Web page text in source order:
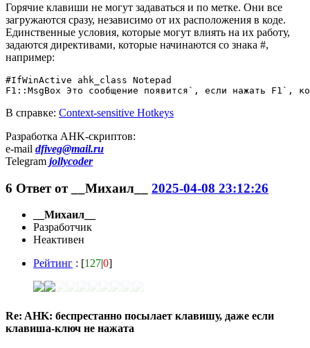
Горячие клавиши не могут задаваться и по метке. Они все
загружаются сразу, независимо от их расположения в коде.
Единственные условия, которые могут влиять на их работу,
задаются директивами, которые начинаются со знака #,
например:
#IfWinActive ahk_class Notepad
F1::MsgBox Это сообщение появится`, если нажать F1`,
В справке: Context-sensitive Hotkeys
Разработка AHK-скриптов:
e-mail dfiveg@mail.ru
Telegram jollycoder
6 Ответ от __Михаил__ 2025-04-08 23:12:26
__Михаил__
Разработчик
Неактивен
Рейтинг : [127|0]
Re: AHK: беспрестанно посылает клавишу, даже если
клавиша-ключ не нажата